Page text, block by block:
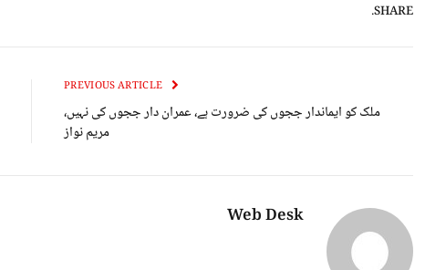
SHARE.
ملک کو ایماندار ججوں کی ضرورت ہے، عمران دار ججوں کی نہیں،
مریم نواز
Web Desk